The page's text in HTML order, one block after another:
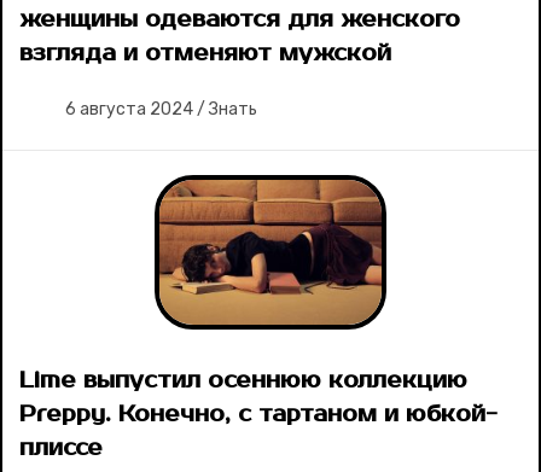
женщины одеваются для женского
взгляда и отменяют мужской
6 августа 2024/ Знать
Lime выпустил осеннюю коллекцию
Preppy. Конечно, с тартаном и юбкой-
плиссе